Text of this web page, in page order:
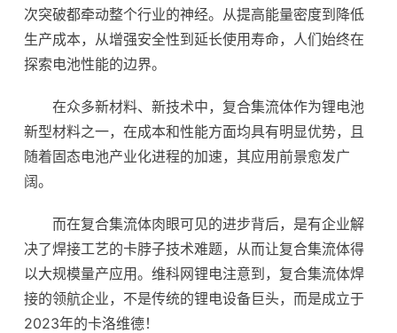
次突破都牵动整个行业的神经。从提高能量密度到降低
生产成本，从增强安全性到延长使用寿命，人们始终在
探索电池性能的边界。
在众多新材料、新技术中，复合集流体作为锂电池
新型材料之一，在成本和性能方面均具有明显优势，且
随着固态电池产业化进程的加速，其应用前景愈发广
阔。
而在复合集流体肉眼可见的进步背后，是有企业解
决了焊接工艺的卡脖子技术难题，从而让复合集流体得
以大规模量产应用。维科网锂电注意到，复合集流体焊
接的领航企业，不是传统的锂电设备巨头，而是成立于
2023年的卡洛维德！